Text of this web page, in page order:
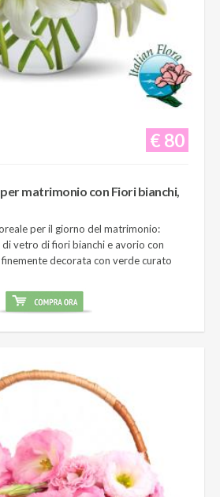
€ 80
matrimonio con Fiori bianchi,
per il giorno del matrimonio:
vetro di fiori bianchi e avorio con
decorata con verde curato